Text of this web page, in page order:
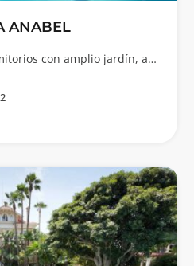
ANABEL
con amplio jardín, a…